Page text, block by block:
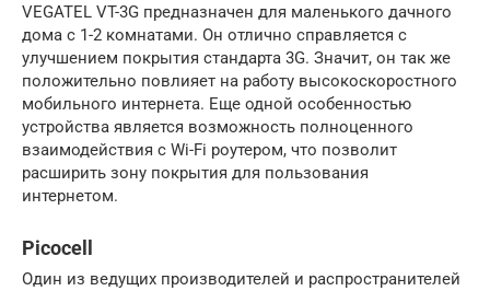
VEGATEL VT-3G предназначен для маленького дачного
дома с 1-2 комнатами. Он отлично справляется с
улучшением покрытия стандарта 3G. Значит, он так же
положительно повлияет на работу высокоскоростного
мобильного интернета. Еще одной особенностью
устройства является возможность полноценного
взаимодействия с Wi-Fi роутером, что позволит
расширить зону покрытия для пользования
интернетом.
Picocell
Один из ведущих производителей и распространителей